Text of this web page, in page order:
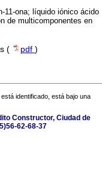
11-ona; líquido iónico ácido
de multicomponentes en
( pdf )
identificado, está bajo una
Constructor, Ciudad de
62-68-37